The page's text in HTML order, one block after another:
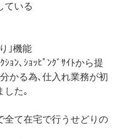
ている
｣機能
ｮﾝ､ｼｮｯﾋﾟﾝｸﾞｻｲﾄから提
かる為､仕入れ業務が初
した｡
て在宅で行うせどりの